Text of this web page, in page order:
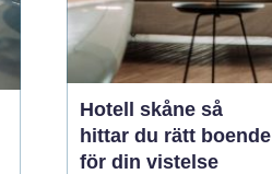
Hotell skåne så
hittar du rätt boende
för din vistelse